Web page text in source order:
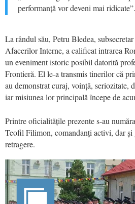
performanță vor deveni mai ridicate”.
La rândul său, Petru Bledea,
Afacerilor Interne, a calificat intrarea
un eveniment istoric posibil datorită
Frontieră. El le-a transmis tinerilor că
au demonstrat curaj, voință, seriozitate,
iar misiunea lor principală începe de
Printre oficialitățile prezente s-au
Teofil Filimon, comandanți activi, dar și
retragere.